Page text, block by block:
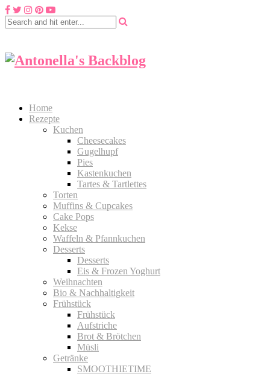
Home
Rezepte
Kuchen
Cheesecakes
Gugelhupf
Pies
Kastenkuchen
Tartes & Tartlettes
Torten
Muffins & Cupcakes
Cake Pops
Kekse
Waffeln & Pfannkuchen
Desserts
Desserts
Eis & Frozen Yoghurt
Weihnachten
Bio & Nachhaltigkeit
Frühstück
Frühstück
Aufstriche
Brot & Brötchen
Müsli
Getränke
SMOOTHIETIME